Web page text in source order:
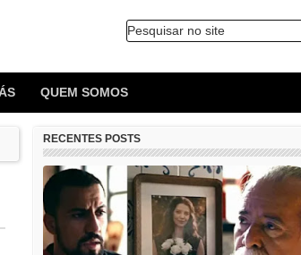
Pesquisar no site
QUEM SOMOS
RECENTES POSTS